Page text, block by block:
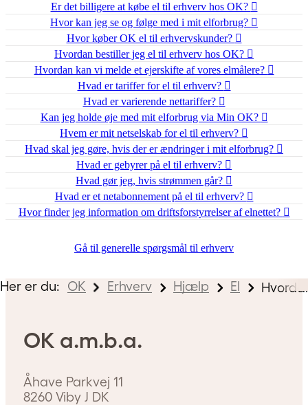
Er det billigere at købe el til erhverv hos OK?
Hvor kan jeg se og følge med i mit elforbrug?
Hvor køber OK el til erhvervskunder?
Hvordan bestiller jeg el til erhverv hos OK?
Hvordan kan vi melde et ejerskifte af vores elmålere?
Hvad er tariffer for el til erhverv?
Hvad er varierende nettariffer?
Kan jeg holde øje med mit elforbrug via Min OK?
Hvem er mit netselskab for el til erhverv?
Hvad skal jeg gøre, hvis der er ændringer i mit elforbrug?
Hvad er gebyrer på el til erhverv?
Hvad gør jeg, hvis strømmen går?
Hvad er et netabonnement på el til erhverv?
Hvor finder jeg information om driftsforstyrrelser af elnettet?
Gå til generelle spørgsmål til erhverv
Her er du: OK Erhverv Hjælp El
OK a.m.b.a.
Åhave Parkvej 11
8260 Viby J DK